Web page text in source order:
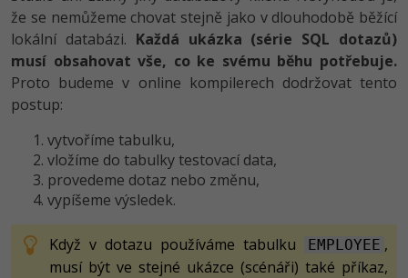
WordPress specialista
SEO specialista
Umělá inteligence (AI) -10%
Pro děti
Fórum
Windows
Linux
Kybernetická bezpečnost
Elektronický podpis
Fórum
Fórum
že se nemůžeme chovat stejně jako v dlouhodobě běžící
lokální databázi. Každá ukázka (série SQL dotazů)
musí obsahovat vše, co ke svému běhu potřebuje.
Proto budeme v online kompilerech dodržovat tento
postup:
vytvoříme tabulku,
vložíme do tabulky testovací data,
provedeme dotaz nebo změnu,
vypíšeme výsledek.
Když v dotazu používáme tabulku EMPLOYEE ,
musí být ve stejné ukázce (scénáři) také příkaz,